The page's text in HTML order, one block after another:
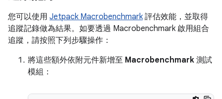
您可以使用 Jetpack Macrobenchmark評估效能，並取得
追蹤記錄做為結果。如要透過 Macrobenchmark 啟用組合
追蹤，請按照下列步驟操作：
將這些額外依附元件新增至 Macrobenchmark 測試
模組：